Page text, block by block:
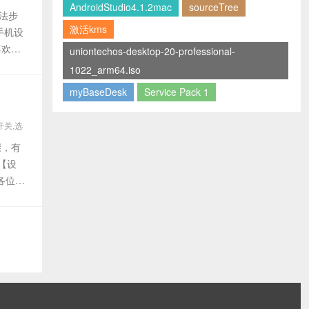
步
机设
的
关,选
有
设
位分
AndroidStudio4.1.2mac
sourceTree
激活kms
uniontechos-desktop-20-professional-
1022_arm64.iso
myBaseDesk
Service Pack 1